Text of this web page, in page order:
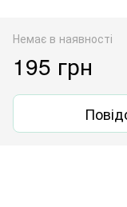
Немає в наявності
195 грн